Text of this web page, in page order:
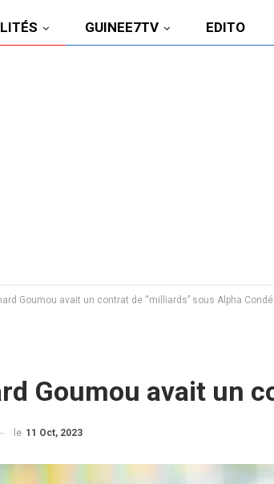
GUINEE7TV EDITO
Goumou avait un contrat de ‘‘milliards’’ sous Alpha Condé
Goumou avait un
le 11 Oct, 2023